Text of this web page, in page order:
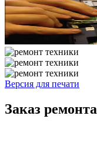
Версия для печати
Заказ ремонта